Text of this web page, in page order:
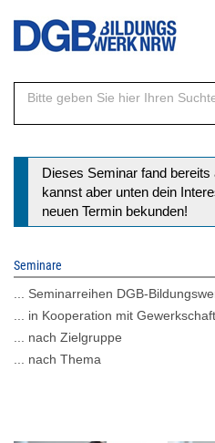
Direkt
Inhalt
Statusmeldung
Dieses Seminar fand
kannst aber unten dein
neuen Termin bekunden!
Seminare
... Seminarreihen DGB-
... in Kooperation mit
... nach Zielgruppe
... nach Thema